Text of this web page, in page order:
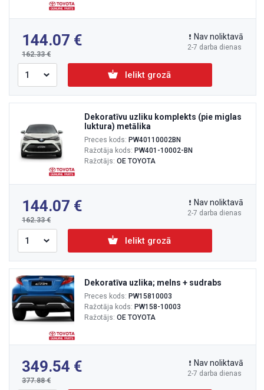
144.07
162.33
2-7 darba dienas
Nav noliktavā
Ielikt grozā
Dekoratīvu uzliku komplekts (pie miglas
luktura) metālika
Preces kods: PW40110002BN
Ražotāja kods: PW401-10002-BN
Ražotājs: OE TOYOTA
144.07
162.33
2-7 darba dienas
Nav noliktavā
Ielikt grozā
Dekoratīva uzlika; melns + sudrabs
Preces kods: PW15810003
Ražotāja kods: PW158-10003
Ražotājs: OE TOYOTA
349.54
377.88
2-7 darba dienas
Nav noliktavā